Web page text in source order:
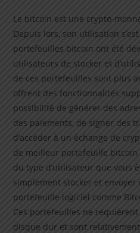
Le bitcoin est une crypto-
Depuis lors, son utilisation
portefeuilles bitcoin ont été
utilisateurs de stocker et
de ces portefeuilles sont plus
offrent des fonctionnalités
possibilité de générer des
des paiements, de signer des
d’accéder à un échange de
de meilleur portefeuille
du type d’utilisateur que vous
simplement stocker et envoyer
portefeuille logiciel comme
Ces portefeuilles ne requièrent
disque dur et sont